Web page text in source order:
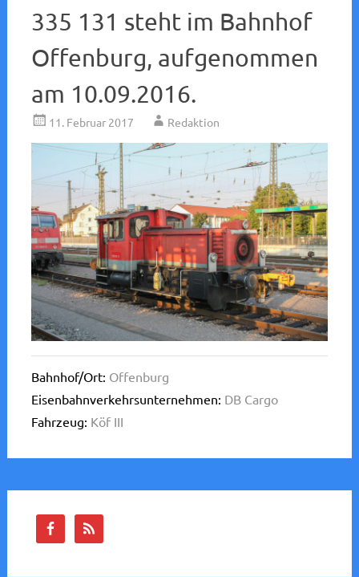
335 131 steht im Bahnhof
Offenburg, aufgenommen
am 10.09.2016.
11. Februar 2017 Redaktion
Bahnhof/Ort: Offenburg
Eisenbahnverkehrsunternehmen: DB Cargo
Fahrzeug: Köf III